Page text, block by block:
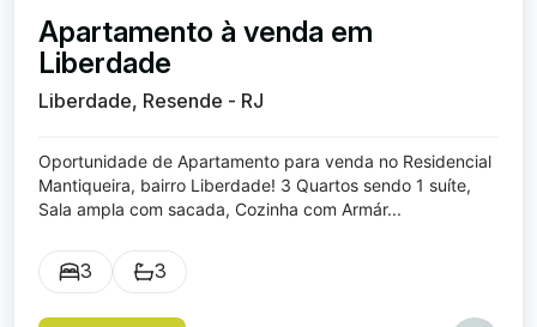
Apartamento à venda em
Liberdade
Liberdade, Resende - RJ
Oportunidade de Apartamento para venda no Residencial
Mantiqueira, bairro Liberdade! 3 Quartos sendo 1 suíte,
Sala ampla com sacada, Cozinha com Armár...
3 3